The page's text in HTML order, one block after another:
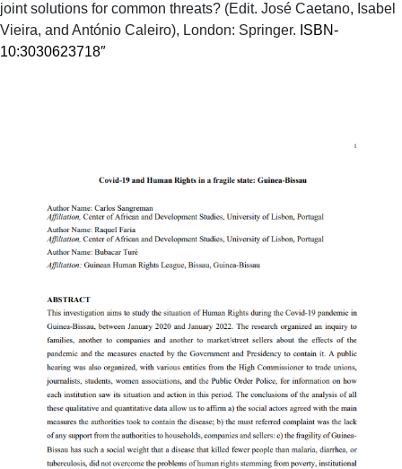
joint solutions for common threats? (Edit. José Caetano, Isabel
Vieira, and António Caleiro), London: Springer. ISBN-
10:3030623718″